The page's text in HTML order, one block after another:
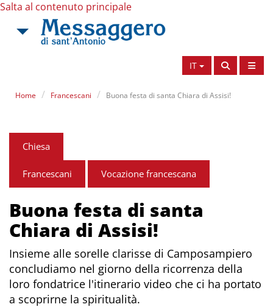
Salta al contenuto principale
IT
Home Francescani Buona festa di santa Chiara di Assisi!
Chiesa
Francescani Vocazione francescana
Buona festa di santa
Chiara di Assisi!
Insieme alle sorelle clarisse di Camposampiero
concludiamo nel giorno della ricorrenza della
loro fondatrice l'itinerario video che ci ha portato
a scoprirne la spiritualità.